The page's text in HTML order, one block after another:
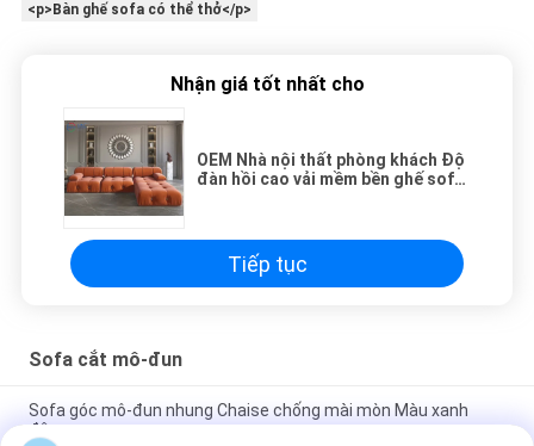
<p>Bàn ghế sofa có thể thở</p>
Nhận giá tốt nhất cho
OEM Nhà nội thất phòng khách Độ
đàn hồi cao vải mềm bền ghế sofa
Tiếp tục
Sofa cắt mô-đun
Sofa góc mô-đun nhung Chaise chống mài mòn Màu xanh
đậm